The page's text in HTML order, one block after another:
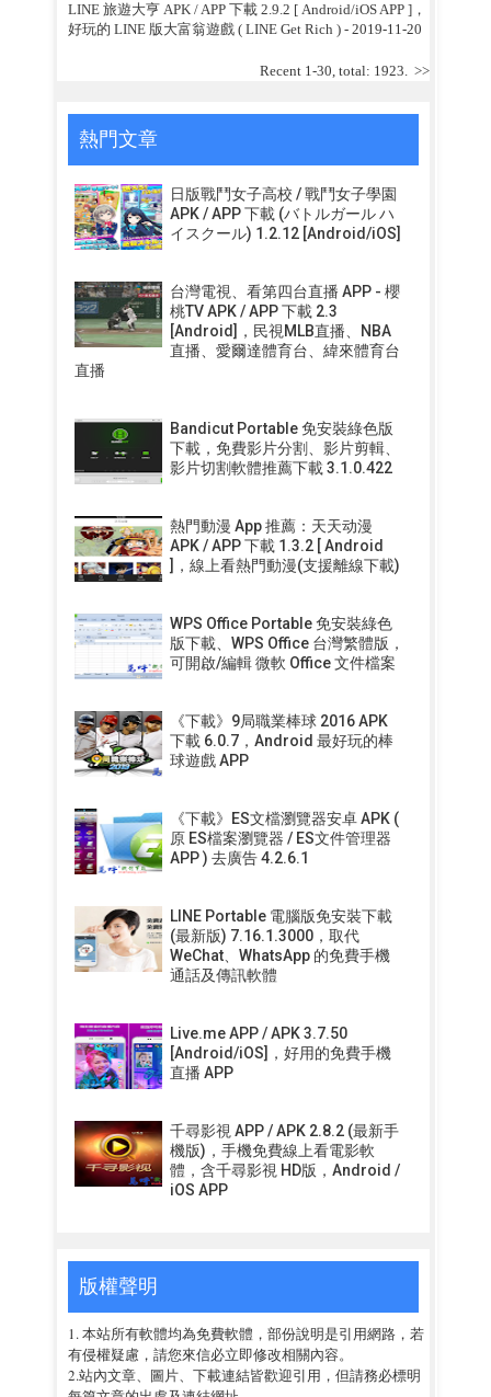
LINE 旅遊大亨 APK / APP 下載 2.9.2 [ Android/iOS APP ]，
好玩的 LINE 版大富翁遊戲 ( LINE Get Rich )- 2019-11-20
Recent 1-30, total: 1923. >>
熱門文章
日版戰鬥女子高校 / 戰鬥女子學園
APK / APP 下載 (バトルガール ハ
イスクール) 1.2.12 [Android/iOS]
台灣電視、看第四台直播 APP - 櫻
桃TV APK / APP 下載 2.3
[Android]，民視MLB直播、NBA
直播、愛爾達體育台、緯來體育台
直播
Bandicut Portable 免安裝綠色版
下載，免費影片分割、影片剪輯、
影片切割軟體推薦下載 3.1.0.422
熱門動漫 App 推薦：天天动漫
APK / APP 下載 1.3.2 [ Android
]，線上看熱門動漫(支援離線下載)
WPS Office Portable 免安裝綠色
版下載、WPS Office 台灣繁體版，
可開啟/編輯 微軟 Office 文件檔案
《下載》9局職業棒球 2016 APK
下載 6.0.7，Android 最好玩的棒
球遊戲 APP
《下載》ES文檔瀏覽器安卓 APK (
原 ES檔案瀏覽器 / ES文件管理器
APP ) 去廣告 4.2.6.1
LINE Portable 電腦版免安裝下載
(最新版) 7.16.1.3000，取代
WeChat、WhatsApp 的免費手機
通話及傳訊軟體
Live.me APP / APK 3.7.50
[Android/iOS]，好用的免費手機
直播 APP
千尋影視 APP / APK 2.8.2 (最新手
機版)，手機免費線上看電影軟
體，含千尋影視 HD版，Android /
iOS APP
版權聲明
1. 本站所有軟體均為免費軟體，部份說明是引用網路，若
有侵權疑慮，請您來信必立即修改相關內容。
2.站內文章、圖片、下載連結皆歡迎引用，但請務必標明